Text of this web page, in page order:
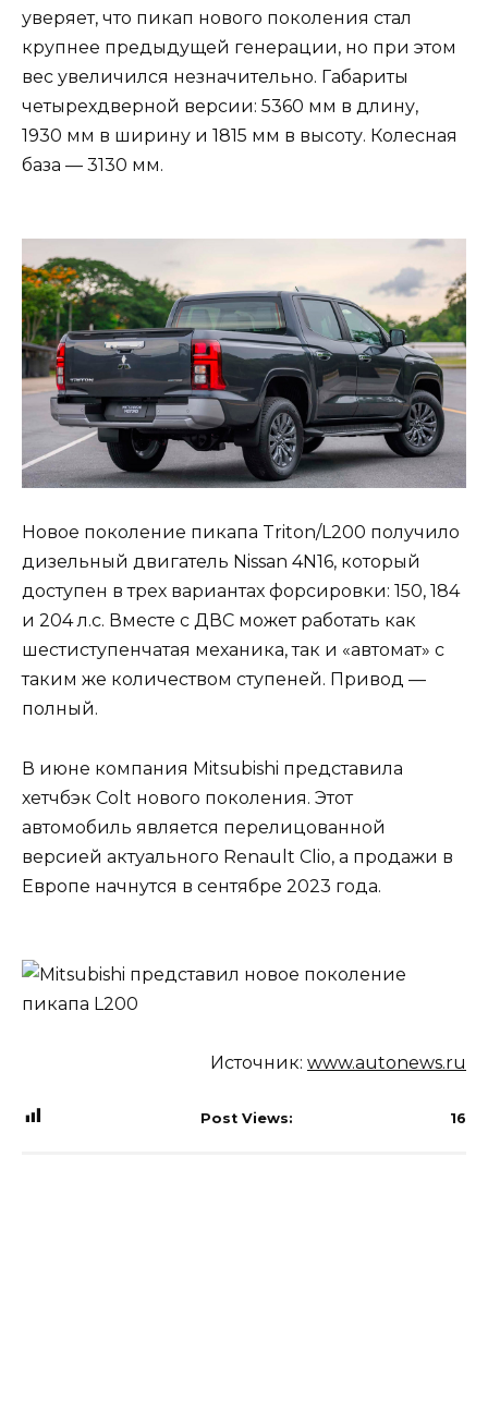
уверяет, что пикап нового поколения стал
крупнее предыдущей генерации, но при этом
вес увеличился незначительно. Габариты
четырехдверной версии: 5360 мм в длину,
1930 мм в ширину и 1815 мм в высоту. Колесная
база — 3130 мм.
Новое поколение пикапа Triton/L200 получило
дизельный двигатель Nissan 4N16, который
доступен в трех вариантах форсировки: 150, 184
и 204 л.с. Вместе с ДВС может работать как
шестиступенчатая механика, так и «автомат» с
таким же количеством ступеней. Привод —
полный.
В июне компания Mitsubishi представила
хетчбэк Colt нового поколения. Этот
автомобиль является перелицованной
версией актуального Renault Clio, а продажи в
Европе начнутся в сентябре 2023 года.
Источник: www.autonews.ru
Post Views: 16